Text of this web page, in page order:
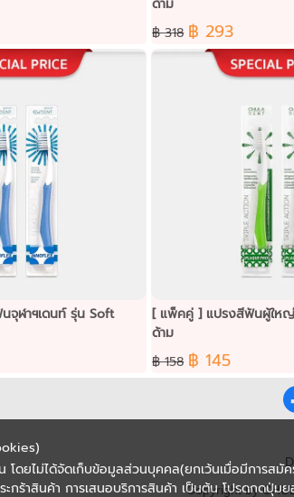
ด้าม
฿ 318 ฿ 293
ฬาฯเดนท์ รุ่น Soft
[ แพ็คคู่ ] แปรงสีฟันผู้ให
ด้าม
฿ 158 ฿ 145
Copyright by
น โดยไม่ได้จัดเก็บข้อมูลส่วนบุคคล(ยกเว้นเมื่อมีการสมั
ะกร้าสินค้า การเสนอบริการสินค้า เป็นต้น โปรดกดปุ่